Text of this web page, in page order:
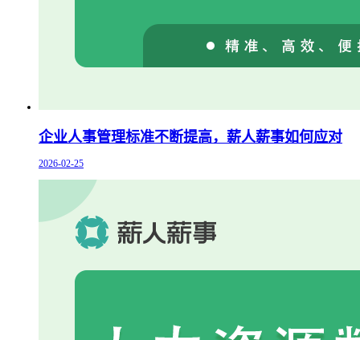
企业人事管理标准不断提高，薪人薪事如何应对
2026-02-25